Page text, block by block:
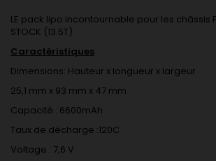
LE pack lipo incontournable pour les châssis
STOCK (13.5T)
Caractéristiques
Dimensions: Hauteur x longueur x largeur
25,1 mm x 93 mm x 47 mm
Capacité : 6600mAh
Taux de décharge :120C
Voltage : 7,6 V